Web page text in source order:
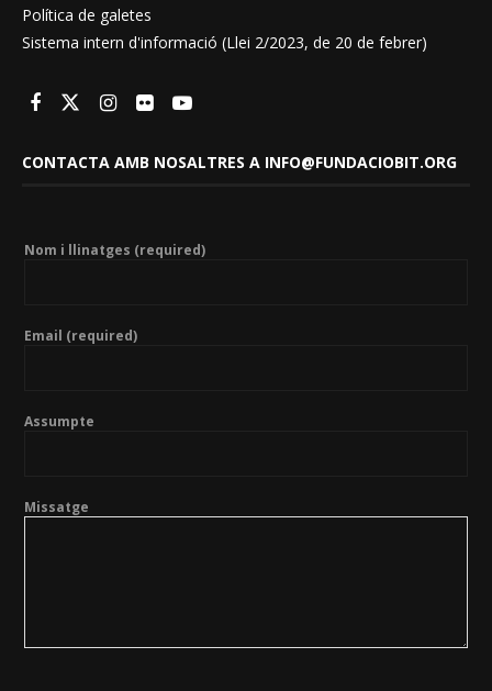
Política de galetes
Sistema intern d'informació (Llei 2/2023, de 20 de febrer)
CONTACTA AMB NOSALTRES A INFO@FUNDACIOBIT.ORG
Nom i llinatges (required)
Email (required)
Assumpte
Missatge